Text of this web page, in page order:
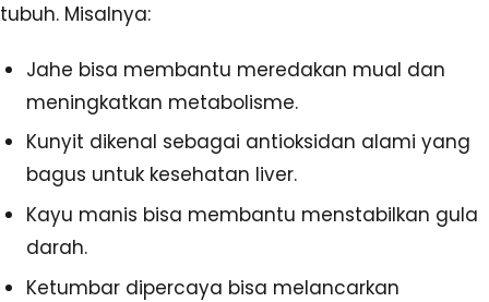
tubuh. Misalnya:
Jahe bisa membantu meredakan mual dan
meningkatkan metabolisme.
Kunyit dikenal sebagai antioksidan alami yang
bagus untuk kesehatan liver.
Kayu manis bisa membantu menstabilkan gula
darah.
Ketumbar dipercaya bisa melancarkan